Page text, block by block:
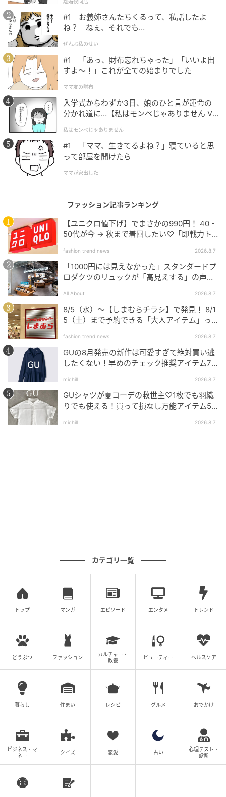
■UNIQLO:C プレミアムリネンベスト 4,990円(税込)
ワイドすぎない絶妙バランスでラフ過ぎない
のが◎！
出典:chiharu1978
ハーフパンツはカジュアルになりすぎるイメージがあ
りますが、こちらはタック入りのきれいめデザインで
大人でも取り入れやすい一着。広がりすぎないシルエ
ットと程よい丈感で、脚のラインを拾わずにすっきり
見せてくれます。
スニーカー合わせでカジュアルに、ローファーやサン
ダルで抜け感を出すのもおすすめ♪普段ハーフパンツ
シンプルながらも計算されたコンパクトなフォルムが
#1 お義姉さんたちくるって、私話したよ
ね？ ねぇ、それでも…
ぜんぶ私のせい
#1 「あっ、財布忘れちゃった」「いいよ出
すよ〜！」これが全ての始まりでした
ママ友の財布
入学式からわずか3日、娘のひと言が運命の
分かれ道に…【私はモンペじゃありません Vo
私はモンペじゃありません
#1 「ママ、生きてるよね？」寝ていると思
って部屋を開けたら
ママが家出した
ファッション記事ランキング
【ユニクロ値下げ】でまさかの990円！ 40・
50代が今 → 秋まで着回したい♡「即戦力ト
fashion trend news 2026.8.7
「1000円には見えなかった」スタンダードプ
ロダクツのリュックが「高見えする」の声。
All About 2026.8.7
8/5（水）〜【しまむらチラシ】で発見！ 8/1
5（土）まで予約できる「大人アイテム」っ
fashion trend news 2026.8.7
GUの8月発売の新作は可愛すぎて絶対買い逃
したくない！早めのチェック推奨アイテム7
michill 2026.8.7
GUシャツが夏コーデの救世主♡1枚でも羽織
りでも使える！買って損なし万能アイテム5
michill 2026.8.7
カテゴリ一覧
トップ マンガ エピソード エンタメ トレンド
どうぶつ ファッション
カルチャー・
教養
ビューティー ヘルスケア
暮らし 住まい レシピ グルメ おでかけ
ビジネス・マ
ネー
クイズ 恋愛 占い
心理テスト・
診断